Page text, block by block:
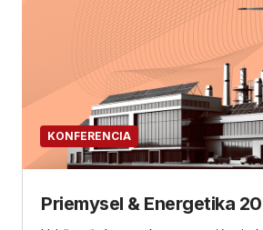
KONFERENCIA
Priemysel & Energetika